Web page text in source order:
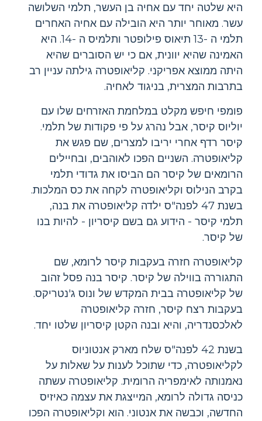
היא שלטה יחד עם אחיה בן העשר, תלמי השלושה
עשר. מאוחר יותר היא הובילה עם אחיה האחרים
תלמי ה -13 תיאוס פילופטר ותלמיס ה ​​-14. היא
האמינה שהיא יוונית, אם כי יש הסוברים שהיא
היתה ממוצא אפריקני. קליאופטרה גילתה עניין רב
בתרבות המצרית, בניגוד לאחיה.
פומפי חיפש מקלט במלחמת האזרחים שלו עם
יוליוס קיסר, אבל נהרג על פי פקודות של תלמי.
קיסר רדף אחרי יריבו למצרים, שם פגש את
קליאופטרה. השניים הפכו לאוהבים, ובחיילים
הרומאים של קיסר הם הביסו את גדודי תלמי
בקרב הנילוס וקליאופטרה לקחה את כס המלכות.
בשנת 47 לפנה"ס ילדה קליאופטרה את בנה,
תלמי קיסר - הידוע גם בשם קיסריון - להיות בנו
של קיסר.
קליאופטרה חזרה בעקבות קיסר לרומא, שם
התגוררה בווילה של קיסר. קיסר בנה פסל זהוב
של קליאופטרה בבית המקדש של ונוס ג'נטריקס.
בעקבות רצח קיסר, חזרה קליאופטרה
לאלכסנדריה, והיא ובנה הקטן קיסריון שלטו יחד.
בשנת 42 לפנה"ס שלח מארק אנטוניוס
לקליאופטרה, כדי שתוכל לענות על שאלות על
נאמנותה לאימפריה הרומית. קליאופטרה עשתה
כניסה גדולה לרומא, המייצגת את עצמה כאיזיס
החדשה, וכבשה את אנטוני. הוא וקליאופטרה הפכו